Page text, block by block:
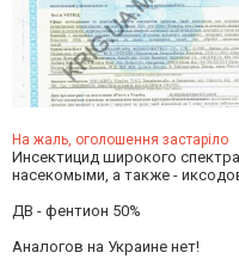
На жаль, оголошення застаріло
Инсектицид широкого
насекомыми, а также -
ДВ - фентион 50%
Аналогов на Украине нет!